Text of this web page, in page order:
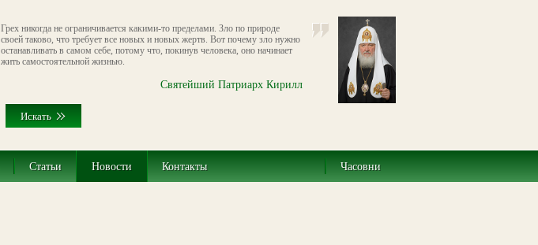
Грех никогда не ограничивается какими-то пределами. Зло по природе
своей таково, что требует все новых и новых жертв. Вот почему зло нужно
останавливать в самом себе, потому что, покинув человека, оно начинает
жить самостоятельной жизнью.
Святейший Патриарх Кирилл
Статьи Новости Контакты Часовни